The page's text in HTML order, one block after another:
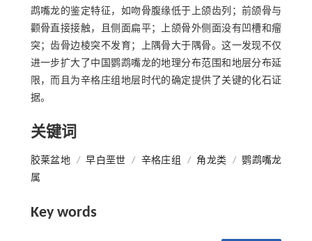
鹉嘴龙的鉴定特征，如吻骨腹缘低于上颌齿列；前颌骨与
颧骨直接接触，且侧面扁平；上颌骨外侧面没有凹槽和瘤
突；齿骨边棱突不发育；上隅骨大于隅骨。这一发现不仅
进一步扩大了中国鹦鹉嘴龙的地理分布范围和地层分布延
限，而且为辛格庄组地层时代的确定提供了关键的化石证
据。
关键词
胶莱盆地 / 早白垩世 / 辛格庄组 / 角龙类 / 鹦鹉嘴龙
属
Key words